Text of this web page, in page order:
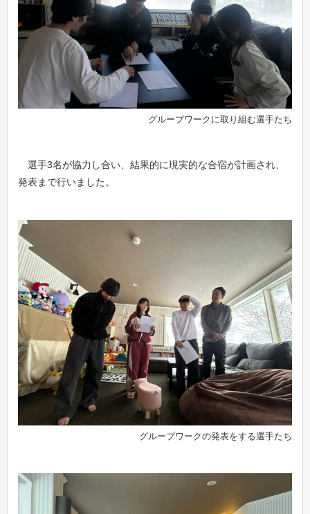
グループワークに取り組む選手たち
選手3名が協力し合い、結果的に現実的な合宿が計画され、
発表まで行いました。
グループワークの発表をする選手たち